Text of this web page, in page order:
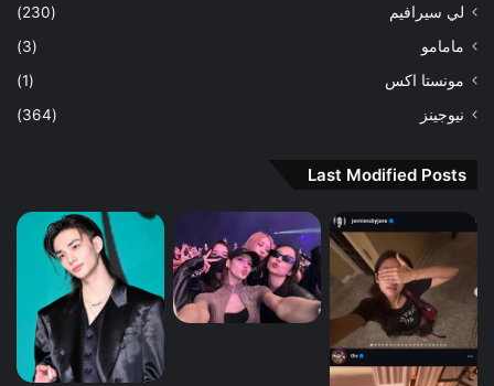
لي سيرافيم
(230)
مامامو
(3)
مونستا اكس
(1)
نيوجينز
(364)
Last Modified Posts